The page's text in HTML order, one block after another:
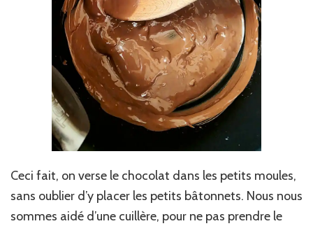
Ceci fait, on verse le chocolat dans les petits moules,
sans oublier d’y placer les petits bâtonnets. Nous nous
sommes aidé d’une cuillère, pour ne pas prendre le